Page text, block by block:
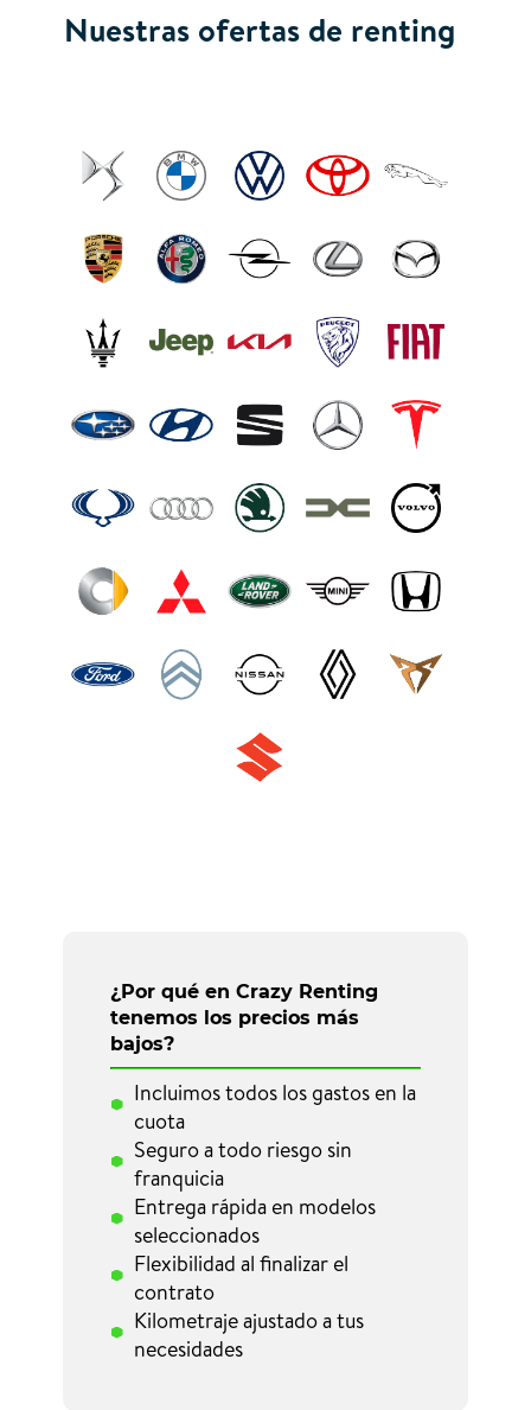
Nuestras ofertas de renting
¿Por qué en Crazy Renting
tenemos los precios más
bajos?
Incluimos todos los gastos en la
cuota
Seguro a todo riesgo sin
franquicia
Entrega rápida en modelos
seleccionados
Flexibilidad al finalizar el
contrato
Kilometraje ajustado a tus
necesidades